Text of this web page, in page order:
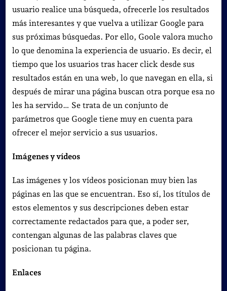
usuario realice una búsqueda, ofrecerle los resultados
más interesantes y que vuelva a utilizar Google para
sus próximas búsquedas. Por ello, Goole valora mucho
lo que denomina la experiencia de usuario. Es decir, el
tiempo que los usuarios tras hacer click desde sus
resultados están en una web, lo que navegan en ella, si
después de mirar una página buscan otra porque esa no
les ha servido… Se trata de un conjunto de
parámetros que Google tiene muy en cuenta para
ofrecer el mejor servicio a sus usuarios.
Imágenes y vídeos
Las imágenes y los vídeos posicionan muy bien las
páginas en las que se encuentran. Eso sí, los títulos de
estos elementos y sus descripciones deben estar
correctamente redactados para que, a poder ser,
contengan algunas de las palabras claves que
posicionan tu página.
Enlaces